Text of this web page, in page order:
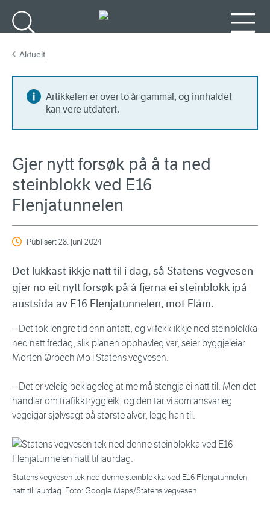
Aktuelt
Artikkelen er over to år gammal, og innhaldet
kan vere utdatert.
Gjer nytt forsøk på å ta ned
steinblokk ved E16
Flenjatunnelen
Publisert28. juni 2024
Det lukkast ikkje natt til i dag, så Statens vegvesen
gjer no eit nytt forsøk på å fjerna ei steinblokk ipå
austsida av E16 Flenjatunnelen, mot Flåm.
– Det tok lengre tid enn antatt, og vi fekk ikkje ned steinblokka
ned natt fredag, slik planen opphavleg var, seier byggjeleiar
Morten Ørbech Mo i Statens vegvesen.
– Det er veldig beklageleg at me må stengja ei natt til. Men det
handlar om trafikktryggleik, og den tar vi som ansvarleg
vegeigar sjølvsagt på største alvor, legg han til.
Statens vegvesen tek ned denne steinblokka ved E16 Flenjatunnelen
natt til laurdag. Foto: Google Maps/Statens vegvesen